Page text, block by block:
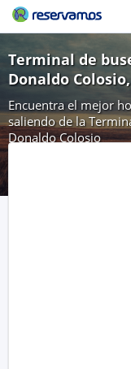
Terminal de
Donaldo
Encuentra el mejor
saliendo de la
Donaldo Colosio